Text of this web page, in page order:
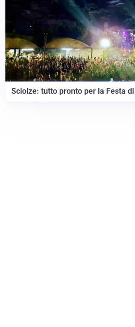
Sciolze: tutto pronto per la Festa di